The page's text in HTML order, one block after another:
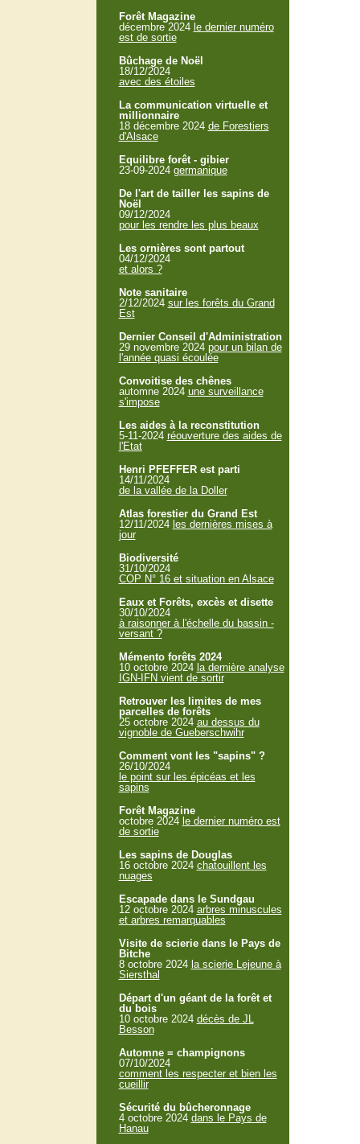
Forêt Magazine
décembre 2024 le dernier numéro
est de sortie
Bûchage de Noël
18/12/2024
avec des étoiles
La communication virtuelle et
millionnaire
18 décembre 2024 de Forestiers
d'Alsace
Equilibre forêt - gibier
23-09-2024 germanique
De l'art de tailler les sapins de
Noël
09/12/2024
pour les rendre les plus beaux
Les ornières sont partout
04/12/2024
et alors ?
Note sanitaire
2/12/2024 sur les forêts du Grand
Est
Dernier Conseil d'Administration
29 novembre 2024 pour un bilan de
l'année quasi écoulée
Convoitise des chênes
automne 2024 une surveillance
s'impose
Les aides à la reconstitution
5-11-2024 réouverture des aides de
l'Etat
Henri PFEFFER est parti
14/11/2024
de la vallée de la Doller
Atlas forestier du Grand Est
12/11/2024 les dernières mises à
jour
Biodiversité
31/10/2024
COP N° 16 et situation en Alsace
Eaux et Forêts, excès et disette
30/10/2024
à raisonner à l'échelle du bassin -
versant ?
Mémento forêts 2024
10 octobre 2024 la dernière analyse
IGN-IFN vient de sortir
Retrouver les limites de mes
parcelles de forêts
25 octobre 2024 au dessus du
vignoble de Gueberschwihr
Comment vont les "sapins" ?
26/10/2024
le point sur les épicéas et les
sapins
Forêt Magazine
octobre 2024 le dernier numéro est
de sortie
Les sapins de Douglas
16 octobre 2024 chatouillent les
nuages
Escapade dans le Sundgau
12 octobre 2024 arbres minuscules
et arbres remarquables
Visite de scierie dans le Pays de
Bitche
8 octobre 2024 la scierie Lejeune à
Siersthal
Départ d'un géant de la forêt et
du bois
10 octobre 2024 décès de JL
Besson
Automne = champignons
07/10/2024
comment les respecter et bien les
cueillir
Sécurité du bûcheronnage
4 octobre 2024 dans le Pays de
Hanau